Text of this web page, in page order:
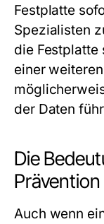
Festplatte
Spezialisten
die Festplatte
einer
der Daten
Die
Prävention
Auch wenn